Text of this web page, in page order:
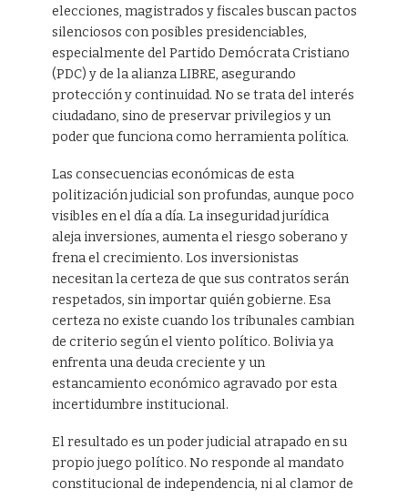
elecciones, magistrados y fiscales buscan pactos
silenciosos con posibles presidenciables,
especialmente del Partido Demócrata Cristiano
(PDC) y de la alianza LIBRE, asegurando
protección y continuidad. No se trata del interés
ciudadano, sino de preservar privilegios y un
poder que funciona como herramienta política.
Las consecuencias económicas de esta
politización judicial son profundas, aunque poco
visibles en el día a día. La inseguridad jurídica
aleja inversiones, aumenta el riesgo soberano y
frena el crecimiento. Los inversionistas
necesitan la certeza de que sus contratos serán
respetados, sin importar quién gobierne. Esa
certeza no existe cuando los tribunales cambian
de criterio según el viento político. Bolivia ya
enfrenta una deuda creciente y un
estancamiento económico agravado por esta
incertidumbre institucional.
El resultado es un poder judicial atrapado en su
propio juego político. No responde al mandato
constitucional de independencia, ni al clamor de